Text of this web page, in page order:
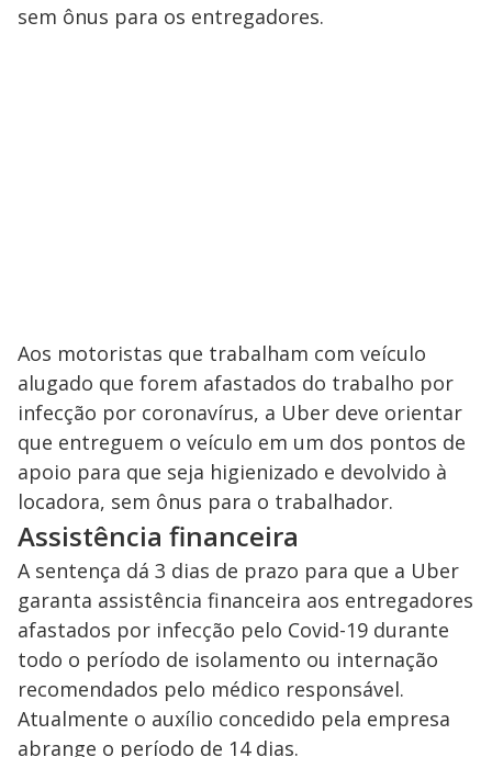
sem ônus para os entregadores.
Aos motoristas que trabalham com veículo
alugado que forem afastados do trabalho por
infecção por coronavírus, a Uber deve orientar
que entreguem o veículo em um dos pontos de
apoio para que seja higienizado e devolvido à
locadora, sem ônus para o trabalhador.
Assistência financeira
A sentença dá 3 dias de prazo para que a Uber
garanta assistência financeira aos entregadores
afastados por infecção pelo Covid-19 durante
todo o período de isolamento ou internação
recomendados pelo médico responsável.
Atualmente o auxílio concedido pela empresa
abrange o período de 14 dias.